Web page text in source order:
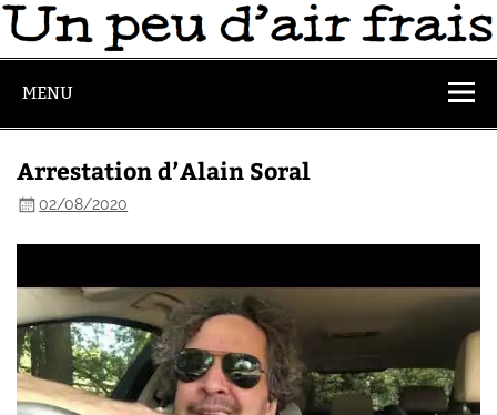
MENU
Arrestation d’Alain Soral
02/08/2020